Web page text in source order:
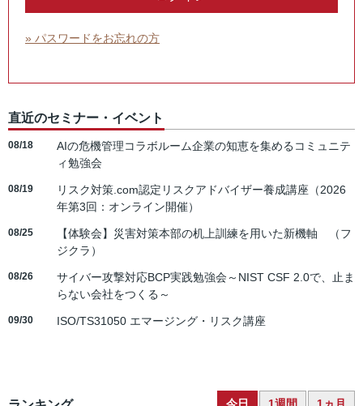
» パスワードをお忘れの方
直近のセミナー・イベント
08/18
AIの危機管理コラボルーム企業の知恵を集めるコミュニテ
ィ勉強会
08/19
リスク対策.com認定リスクアドバイザー養成講座（2026
年第3回：オンライン開催）
08/25
【体験会】災害対策本部の机上訓練を用いた新機軸 （フ
ジクラ）
08/26
サイバー攻撃対応BCP実践勉強会～NIST CSF 2.0で、止ま
らない会社をつくる～
09/30 ISO/TS31050 エマージング・リスク講座